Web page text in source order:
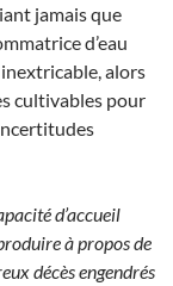
jamais que
d’eau
alors
cultivables pour
d’accueil
à propos de
décès engendrés